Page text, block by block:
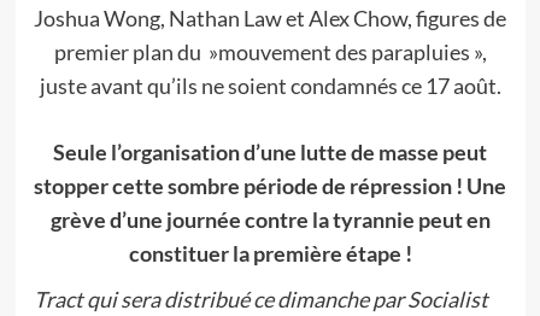
Joshua Wong, Nathan Law et Alex Chow, figures de
premier plan du »mouvement des parapluies »,
juste avant qu’ils ne soient condamnés ce 17 août.
Seule l’organisation d’une lutte de masse peut
stopper cette sombre période de répression ! Une
grève d’une journée contre la tyrannie peut en
constituer la première étape !
Tract qui sera distribué ce dimanche par Socialist